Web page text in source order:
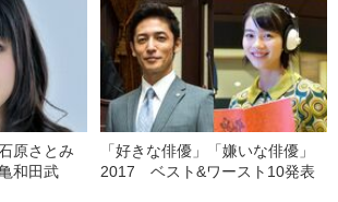
原さとみ
和田武
「好きな俳優」「嫌いな俳優」
2017 ベスト&ワースト10発表